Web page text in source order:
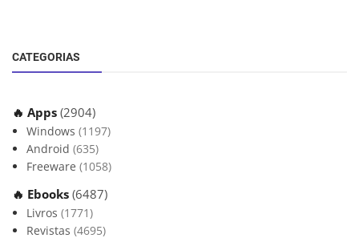
CATEGORIAS
🔥 Apps (2904)
Windows (1197)
Android (635)
Freeware (1058)
🔥 Ebooks (6487)
Livros (1771)
Revistas (4695)